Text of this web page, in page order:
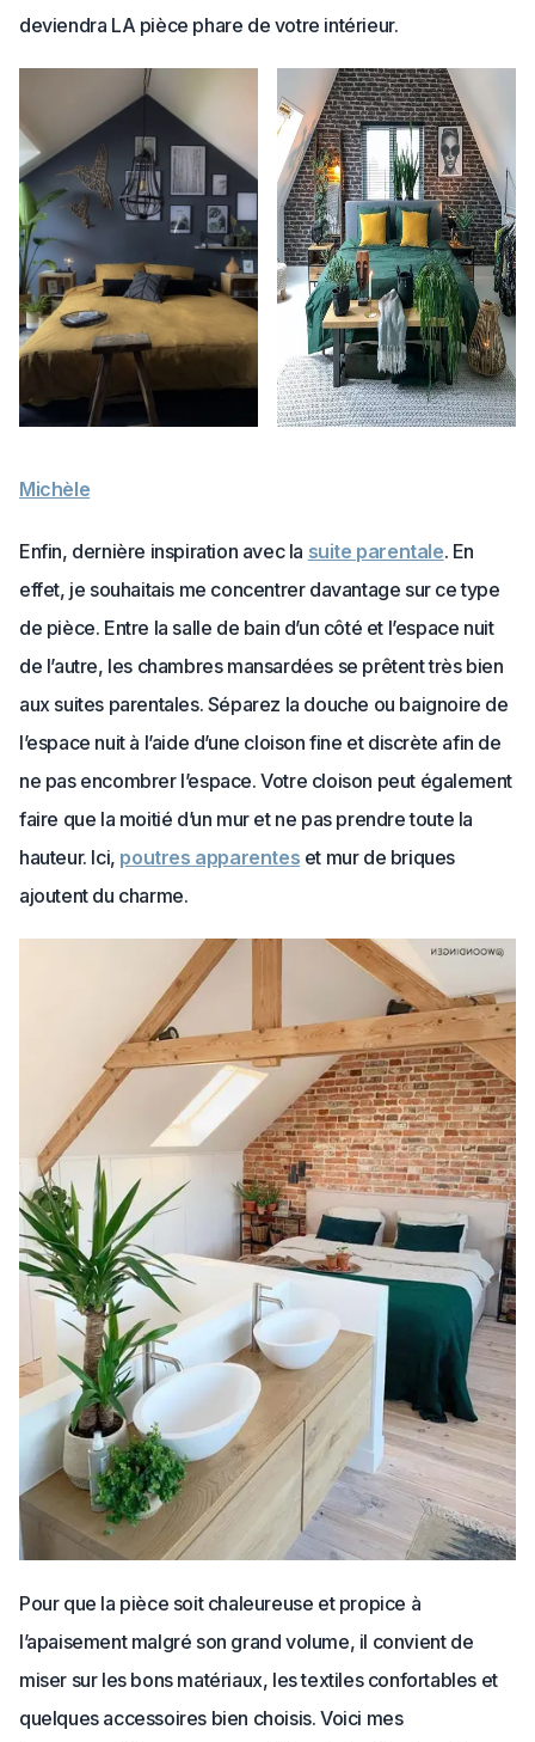
deviendra LA pièce phare de votre intérieur.
Michèle
Enfin, dernière inspiration avec la suite parentale. En
effet, je souhaitais me concentrer davantage sur ce type
de pièce. Entre la salle de bain d’un côté et l’espace nuit
de l’autre, les chambres mansardées se prêtent très bien
aux suites parentales. Séparez la douche ou baignoire de
l’espace nuit à l’aide d’une cloison fine et discrète afin de
ne pas encombrer l’espace. Votre cloison peut également
faire que la moitié d’un mur et ne pas prendre toute la
hauteur. Ici, poutres apparentes et mur de briques
ajoutent du charme.
Pour que la pièce soit chaleureuse et propice à
l’apaisement malgré son grand volume, il convient de
miser sur les bons matériaux, les textiles confortables et
quelques accessoires bien choisis. Voici mes